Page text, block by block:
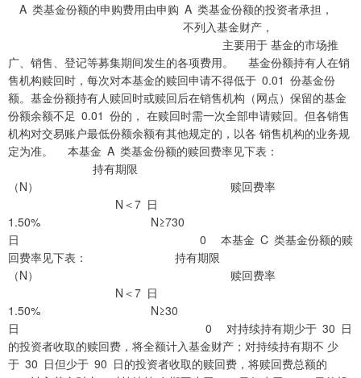
A 类基金份额的申购费用由申购 A 类基金份额的投资者承担，
不列入基金财产，
主要用于 基金的市场推
广、销售、登记等募集期间发生的各项费用。 基金份额持有人在销
售机构赎回时，每次对本基金的赎回申请不得低于 0.01 份基金份
额。基金份额持有人赎回时或赎回后在销售机构（网点）保留的基金
份额余额不足 0.01 份的， 在赎回时需一次全部申请赎回。但各销售
机构对交易账户最低份额余额有其他规定的，以各 销售机构的业务规
定为准。 本基金 A 类基金份额的赎回费率见下表：
持有期限
（N） 赎回费率
N＜7 日
1.50% N≥730
日 0 本基金 C 类基金份额的赎
回费率见下表： 持有期限
（N） 赎回费率
N＜7 日
1.50% N≥30
日 0 对持续持有期少于 30 日
的投资者收取的赎回费，将全额计入基金财产；对持续持有期不 少
于 30 日但少于 90 日的投资者收取的赎回费，将赎回费总额的